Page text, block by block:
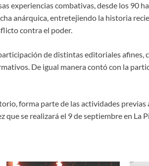
experiencias combativas, desde los 90
anárquica, entretejiendo la historia
contra el poder.
de distintas editoriales afines,
De igual manera contó con la
forma parte de las actividades previas
que se realizará el 9 de septiembre en La